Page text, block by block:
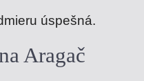
úspešná.
Aragač